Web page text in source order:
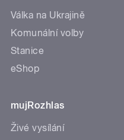
Válka na Ukrajině
Komunální volby
Stanice
eShop
mujRozhlas
Živé vysílání